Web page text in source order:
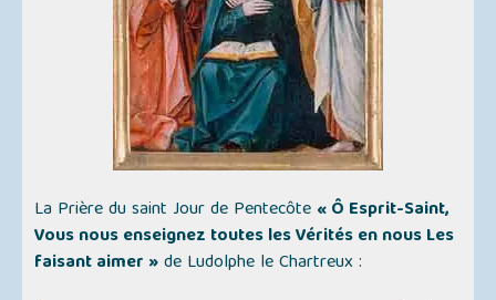
La Prière du saint Jour de Pentecôte « Ô Esprit-Saint,
Vous nous enseignez toutes les Vérités en nous Les
faisant aimer »de Ludolphe le Chartreux :